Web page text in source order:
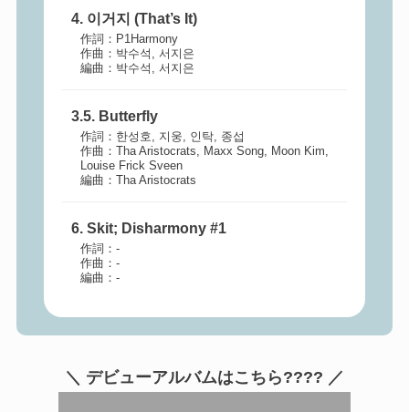
4. 이거지 (That’s It)
作詞：P1Harmony
作曲：박수석, 서지은
編曲：박수석, 서지은
3.5. Butterfly
作詞：한성호, 지웅, 인탁, 종섭
作曲：Tha Aristocrats, Maxx Song, Moon Kim,
Louise Frick Sveen
編曲：Tha Aristocrats
6. Skit; Disharmony #1
作詞：-
作曲：-
編曲：-
＼ デビューアルバムはこちら???? ／